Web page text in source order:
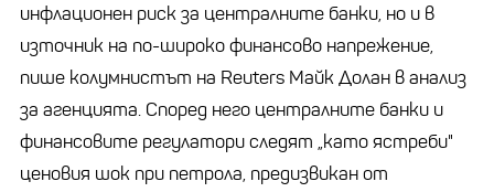
инфлационен риск за централните банки, но и в
източник на по-широко финансово напрежение,
пише колумнистът на Reuters Майк Долан в анализ
за агенцията. Според него централните банки и
финансовите регулатори следят „като ястреби"
ценовия шок при петрола, предизвикан от